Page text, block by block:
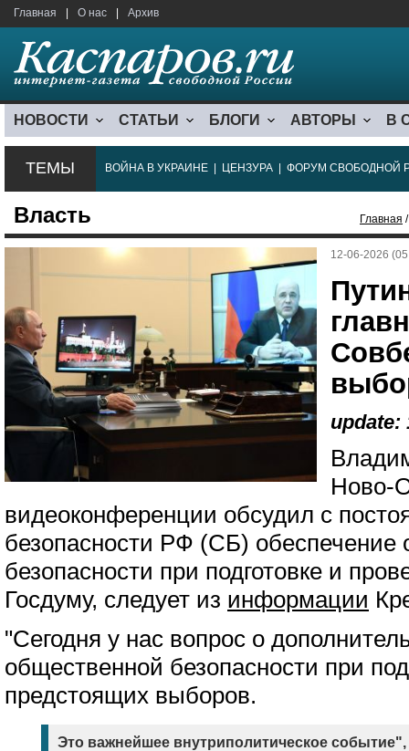
Главная О нас Архив
НОВОСТИ СТАТЬИ БЛОГИ АВТОРЫ В
ТЕМЫ ВОЙНА В УКРАИНЕ ЦЕНЗУРА ФОРУМ СВОБОДНОЙ
Власть Главная
12-06-2026
update:
Ново-
видеоконференции обсудил с
безопасности РФ (СБ) обеспечение
безопасности при подготовке и
Госдуму, следует из информации
"Сегодня у нас вопрос о
общественной безопасности при
предстоящих выборов.
Это важнейшее внутриполитическое